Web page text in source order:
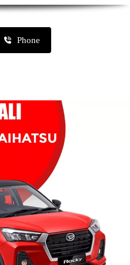
Phone